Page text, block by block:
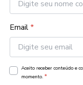
Email*
Aceito receber conteúdo e
momento. *